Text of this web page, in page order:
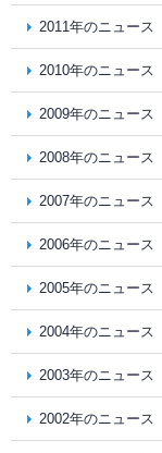
2011年のニュース
2010年のニュース
2009年のニュース
2008年のニュース
2007年のニュース
2006年のニュース
2005年のニュース
2004年のニュース
2003年のニュース
2002年のニュース